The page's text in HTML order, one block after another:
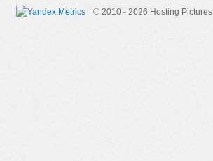
© 2010 - 2026 Hosting Pictures.